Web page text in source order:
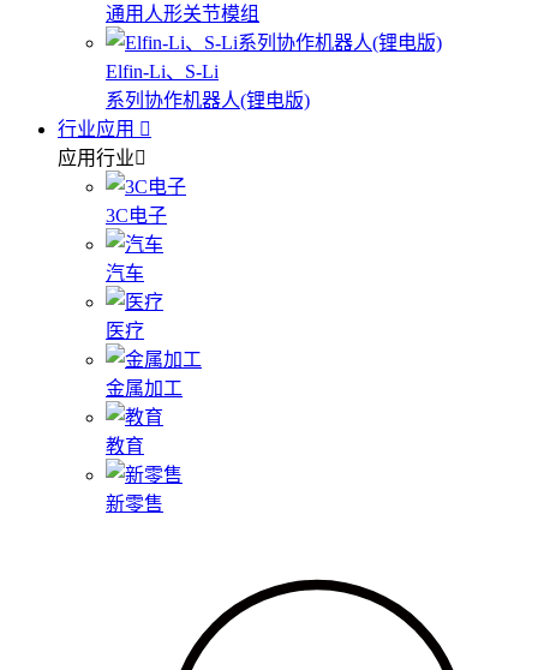
通用人形关节模组
Elfin-Li、S-Li
系列协作机器人(锂电版)
行业应用
应用行业
3C电子
汽车
医疗
金属加工
教育
新零售